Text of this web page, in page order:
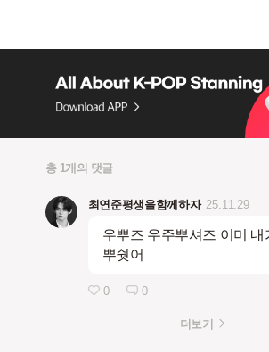
총 1개의 댓글
최연준평생을함께하자 25.11.29
우뿌즈 우주뿌셔즈 이미 내
뿌쉇어
0 0
더보기